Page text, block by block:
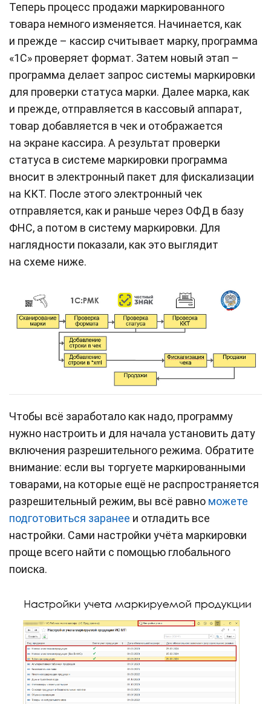
Теперь процесс продажи маркированного
товара немного изменяется. Начинается, как
и прежде – кассир считывает марку, программа
«1С» проверяет формат. Затем новый этап –
программа делает запрос системы маркировки
для проверки статуса марки. Далее марка, как
и прежде, отправляется в кассовый аппарат,
товар добавляется в чек и отображается
на экране кассира. А результат проверки
статуса в системе маркировки программа
вносит в электронный пакет для фискализации
на ККТ. После этого электронный чек
отправляется, как и раньше через ОФД в базу
ФНС, а потом в систему маркировки. Для
наглядности показали, как это выглядит
на схеме ниже.
Чтобы всё заработало как надо, программу
нужно настроить и для начала установить дату
включения разрешительного режима. Обратите
внимание: если вы торгуете маркированными
товарами, на которые ещё не распространяется
разрешительный режим, вы всё равно можете
подготовиться заранее и отладить все
настройки. Сами настройки учёта маркировки
проще всего найти с помощью глобального
поиска.